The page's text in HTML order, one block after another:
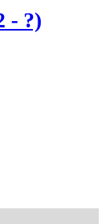
- ?)